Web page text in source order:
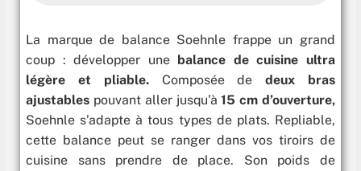
La marque de balance Soehnle frappe un grand
coup : développer une balance de cuisine ultra
légère et pliable.Composée dedeux bras
ajustables pouvant aller jusqu’à15 cm d’ouverture,
Soehnle s’adapte à tous types de plats. Repliable,
cette balance peut se ranger dans vos tiroirs de
cuisine sans prendre de place. Son poids de